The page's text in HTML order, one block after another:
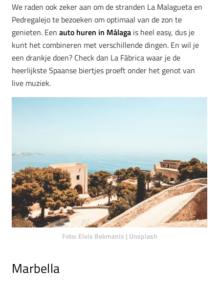
We raden ook zeker aan om de stranden La Malagueta en
Pedregalejo te bezoeken om optimaal van de zon te
genieten. Een auto huren in Málaga is heel easy, dus je
kunt het combineren met verschillende dingen. En wil je
een drankje doen? Check dan La Fābrica waar je de
heerlijkste Spaanse biertjes proeft onder het genot van
live muziek.
Foto: Elvis Bekmanis | Unsplash
Marbella